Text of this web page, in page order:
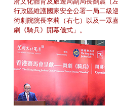
行政區維護國家安全公署一局二級
術劇院院長李莉（右七）以及一
劇《騎兵》開幕儀式」。